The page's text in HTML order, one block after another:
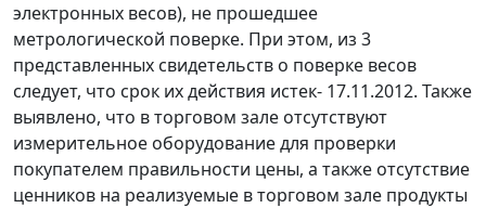
электронных весов), не прошедшее
метрологической поверке. При этом, из 3
представленных свидетельств о поверке весов
следует, что срок их действия истек- 17.11.2012. Также
выявлено, что в торговом зале отсутствуют
измерительное оборудование для проверки
покупателем правильности цены, а также отсутствие
ценников на реализуемые в торговом зале продукты